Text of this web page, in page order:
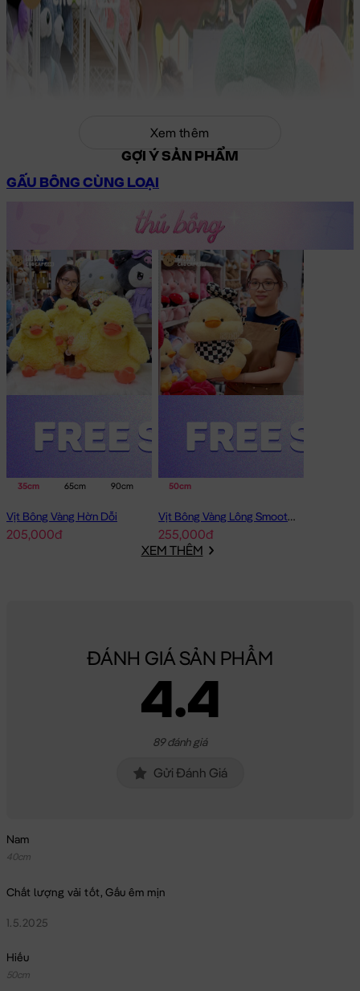
Xem thêm
GỢI Ý SẢN PHẨM
GẤU BÔNG CÙNG LOẠI
35cm 65cm 90cm
Vịt Bông Vàng Hờn Dỗi
205,000đ
50cm
Vịt Bông Vàng Lông Smooth Đeo Nơ Caro
255,000đ
XEM THÊM
ĐÁNH GIÁ SẢN PHẨM
4.4
89 đánh giá
Gửi Đánh Giá
Nam
40cm
Chất lượng vải tốt, Gấu êm mịn
1.5.2025
Hiếu
50cm